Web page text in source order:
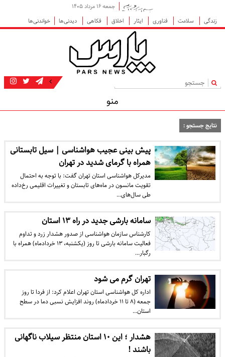
جمعه ۱۶ مرداد ۱۴۰۵
زندگی
سلامت فناوری ایثار اخلاق فکاهی دیدنی‌ها خواندنی‌ها
|
منو
نتایج جستجو :
پیش بینی عجیب هواشناسی | سیل تابستانی
همراه با گرمای شدید در تهران
مدیرکل هواشناسی استان تهران گفت: با توجه به احتمال
تقویت مانسون در ماه‌های تابستان و تغییرات اقلیمی رخ‌داده
طی سال‌های…
سامانه بارشی جدید در راه ۱۳ استان
کارشناس سازمان هواشناسی از صدور هشدار زرد و تداوم
فعالیت سامانه بارشی تا روز (یکشنبه، ۱۳ خردادماه) همراه با
رگبار…
تهران گرم می شود
اداره کل هواشناسی استان تهران اعلام کرد: از فردا تا روز
جمعه (۸ تا ۱۱ خردادماه) روند افزایش نسبی دما در سطح
استان…
هشدار ؛ این ۱۰ استان منتظر سیلاب ناگهانی
باشند !